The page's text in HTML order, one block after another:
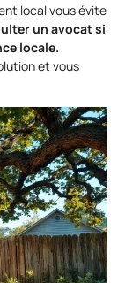
local vous évite
un avocat si
locale.
et vous